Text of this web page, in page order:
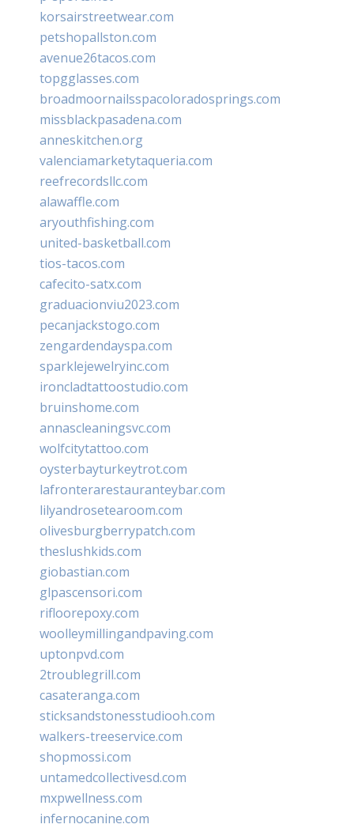
korsairstreetwear.com
petshopallston.com
avenue26tacos.com
topgglasses.com
broadmoornailsspacoloradosprings.com
missblackpasadena.com
anneskitchen.org
valenciamarketytaqueria.com
reefrecordsllc.com
alawaffle.com
aryouthfishing.com
united-basketball.com
tios-tacos.com
cafecito-satx.com
graduacionviu2023.com
pecanjackstogo.com
zengardendayspa.com
sparklejewelryinc.com
ironcladtattoostudio.com
bruinshome.com
annascleaningsvc.com
wolfcitytattoo.com
oysterbayturkeytrot.com
lafronterarestauranteybar.com
lilyandrosetearoom.com
olivesburgberrypatch.com
theslushkids.com
giobastian.com
glpascensori.com
rifloorepoxy.com
woolleymillingandpaving.com
uptonpvd.com
2troublegrill.com
casateranga.com
sticksandstonesstudiooh.com
walkers-treeservice.com
shopmossi.com
untamedcollectivesd.com
mxpwellness.com
infernocanine.com